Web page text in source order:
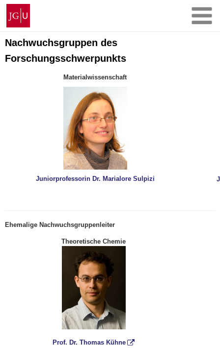
Zum
Inhalt
springen
Johannes
Gutenberg-
Universität
Mainz
Nachwuchsgruppen des
Forschungsschwerpunkts
Materialwissenschaft
Juniorprofessorin Dr. Marialore Sulpizi
Ehemalige Nachwuchsgruppenleiter
Theoretische Chemie
Prof. Dr. Thomas Kühne